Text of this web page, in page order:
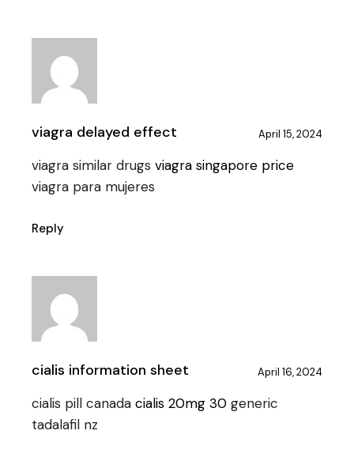
viagra delayed effect April 15, 2024
viagra similar drugs viagra singapore price
viagra para mujeres
Reply
cialis information sheet April 16, 2024
cialis pill canada cialis 20mg 30 generic
tadalafil nz